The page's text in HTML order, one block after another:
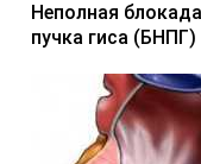
Неполная
пучка гиса (БНПГ)